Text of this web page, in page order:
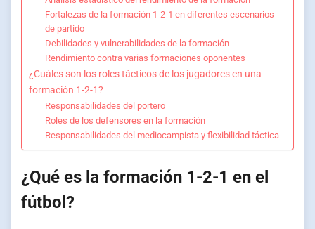
Fortalezas de la formación 1-2-1 en diferentes escenarios
de partido
Debilidades y vulnerabilidades de la formación
Rendimiento contra varias formaciones oponentes
¿Cuáles son los roles tácticos de los jugadores en una
formación 1-2-1?
Responsabilidades del portero
Roles de los defensores en la formación
Responsabilidades del mediocampista y flexibilidad táctica
¿Qué es la formación 1-2-1 en el
fútbol?